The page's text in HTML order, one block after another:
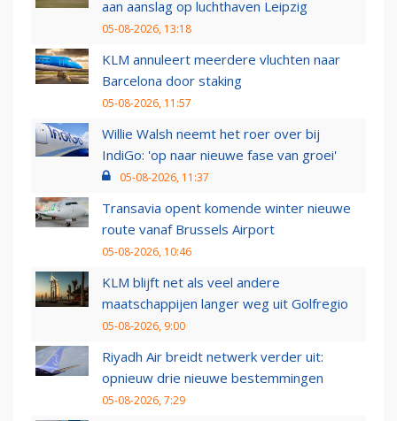
aan aanslag op luchthaven Leipzig
05-08-2026, 13:18
KLM annuleert meerdere vluchten naar
Barcelona door staking
05-08-2026, 11:57
Willie Walsh neemt het roer over bij
IndiGo: 'op naar nieuwe fase van groei'
05-08-2026, 11:37
Transavia opent komende winter nieuwe
route vanaf Brussels Airport
05-08-2026, 10:46
KLM blijft net als veel andere
maatschappijen langer weg uit Golfregio
05-08-2026, 9:00
Riyadh Air breidt netwerk verder uit:
opnieuw drie nieuwe bestemmingen
05-08-2026, 7:29